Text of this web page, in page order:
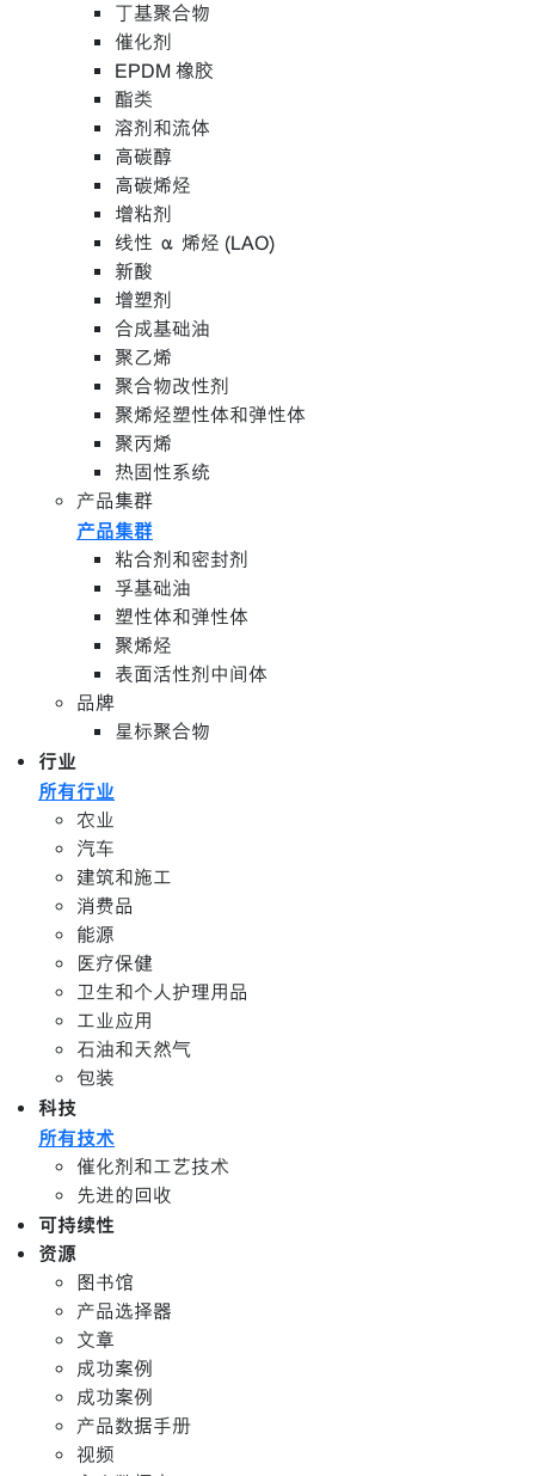
丁基聚合物
催化剂
EPDM 橡胶
酯类
溶剂和流体
高碳醇
高碳烯烃
增粘剂
线性 α 烯烃 (LAO)
新酸
增塑剂
合成基础油
聚乙烯
聚合物改性剂
聚烯烃塑性体和弹性体
聚丙烯
热固性系统
产品集群
产品集群
粘合剂和密封剂
孚基础油
塑性体和弹性体
聚烯烃
表面活性剂中间体
品牌
星标聚合物
行业
所有行业
农业
汽车
建筑和施工
消费品
能源
医疗保健
卫生和个人护理用品
工业应用
石油和天然气
包装
科技
所有技术
催化剂和工艺技术
先进的回收
可持续性
资源
图书馆
产品选择器
文章
成功案例
成功案例
产品数据手册
视频